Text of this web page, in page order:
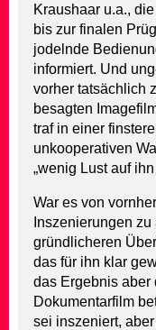
Kraushaar u.a.,
bis zur finalen
jodelnde
informiert. Und
vorher tatsächlich
besagten
traf in einer
unkooperativen
„wenig Lust auf ihn
War es von
Inszenierungen
gründlicheren
das für ihn klar
das Ergebnis aber
Dokumentarfilm
sei inszeniert,